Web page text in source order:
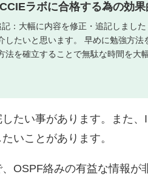
ラボに合格する為の効
：大幅に内容を修正・追記しまし
したいと思います。 早めに勉強方
法を確立することで無駄な時間を大
たい事があります。また
いことがあります。
OSPF絡みの有益な情報が